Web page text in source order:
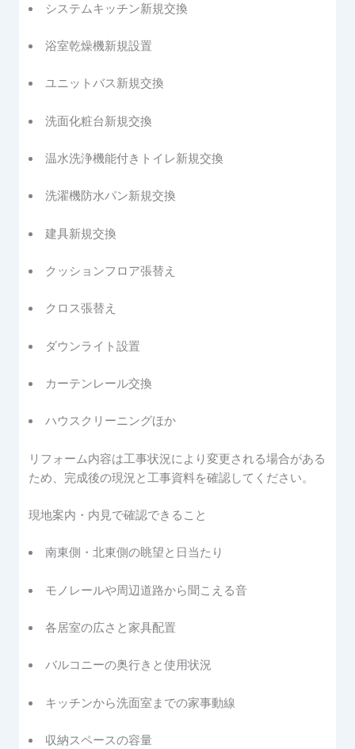
システムキッチン新規交換
浴室乾燥機新規設置
ユニットバス新規交換
洗面化粧台新規交換
温水洗浄機能付きトイレ新規交換
洗濯機防水パン新規交換
建具新規交換
クッションフロア張替え
クロス張替え
ダウンライト設置
カーテンレール交換
ハウスクリーニングほか
リフォーム内容は工事状況により変更される場合がある
ため、完成後の現況と工事資料を確認してください。
現地案内・内見で確認できること
南東側・北東側の眺望と日当たり
モノレールや周辺道路から聞こえる音
各居室の広さと家具配置
バルコニーの奥行きと使用状況
キッチンから洗面室までの家事動線
収納スペースの容量